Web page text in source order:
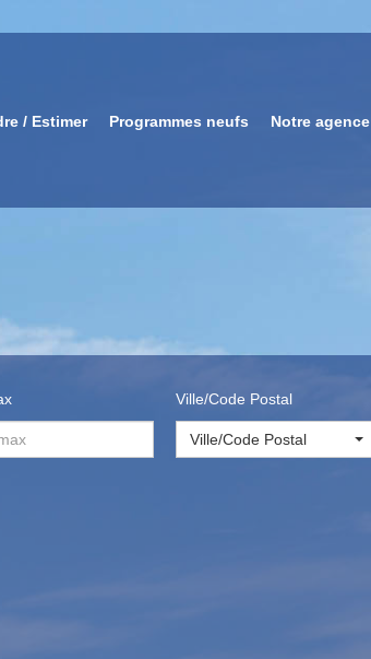
/ Estimer Programmes neufs Notre agence
Ville/Code Postal
Ville/Code Postal